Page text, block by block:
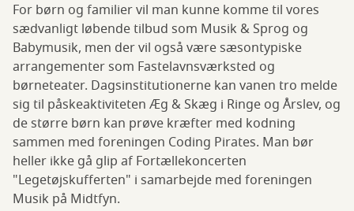
For børn og familier vil man kunne komme til vores
sædvanligt løbende tilbud som Musik & Sprog og
Babymusik, men der vil også være sæsontypiske
arrangementer som Fastelavnsværksted og
børneteater. Dagsinstitutionerne kan vanen tro melde
sig til påskeaktiviteten Æg & Skæg i Ringe og Årslev, og
de større børn kan prøve kræfter med kodning
sammen med foreningen Coding Pirates. Man bør
heller ikke gå glip af Fortællekoncerten
"Legetøjskufferten" i samarbejde med foreningen
Musik på Midtfyn.